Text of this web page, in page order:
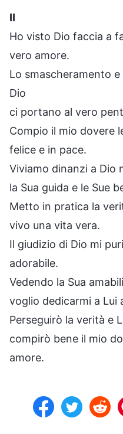
II
Ho visto Dio faccia a
vero amore.
Lo smascheramento
Dio
ci portano al vero
Compio il mio dovere
felice e in pace.
Viviamo dinanzi a Dio
la Sua guida e le Sue
Metto in pratica la
vivo una vita vera.
Il giudizio di Dio mi
adorabile.
Vedendo la Sua
voglio dedicarmi a Lui
Perseguirò la verità e
compirò bene il mio
amore.